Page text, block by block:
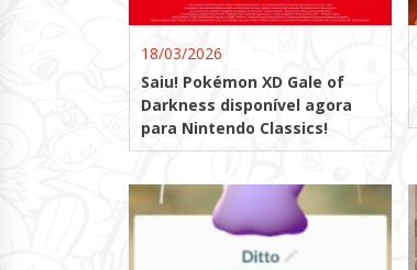
18/03/2026
Saiu! Pokémon XD Gale of
Darkness disponível agora
para Nintendo Classics!